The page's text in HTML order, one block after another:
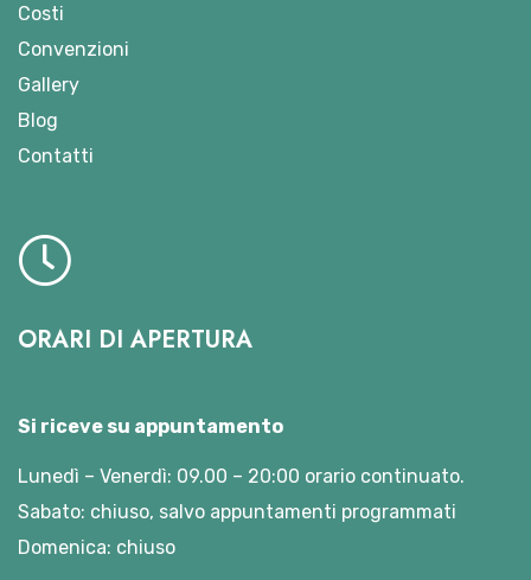
Costi
Convenzioni
Gallery
Blog
Contatti
ORARI DI APERTURA
Si riceve su appuntamento
Lunedì – Venerdì: 09.00 – 20:00 orario continuato.
Sabato: chiuso, salvo appuntamenti programmati
Domenica: chiuso